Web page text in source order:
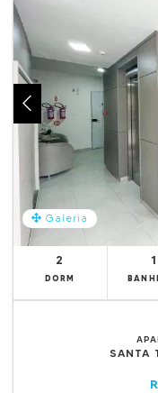
Galeria
2
DORM
1
SANTA